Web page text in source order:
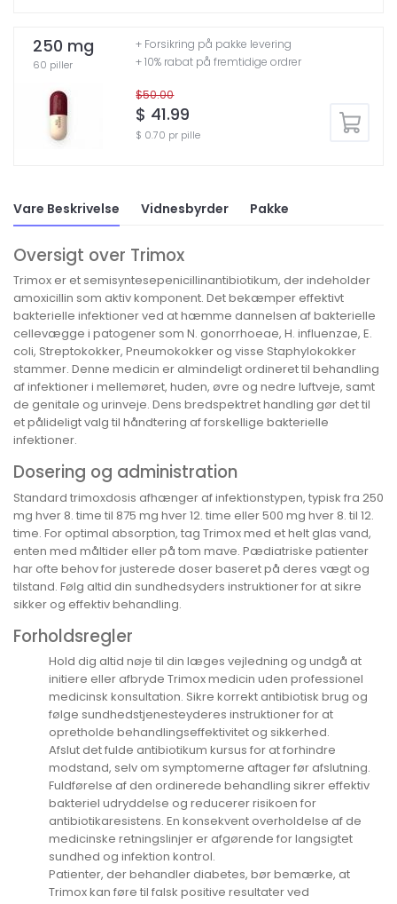
250 mg
60 piller
$50.00
$ 41.99
$ 0.70 pr pille
+ Forsikring på pakke levering
+ 10% rabat på fremtidige ordrer
Vare Beskrivelse Vidnesbyrder Pakke
Oversigt over Trimox
Trimox er et semisyntesepenicillinantibiotikum, der indeholder
amoxicillin som aktiv komponent. Det bekæmper effektivt
bakterielle infektioner ved at hæmme dannelsen af bakterielle
cellevægge i patogener som N. gonorrhoeae, H. influenzae, E.
coli, Streptokokker, Pneumokokker og visse Staphylokokker
stammer. Denne medicin er almindeligt ordineret til behandling
af infektioner i mellemøret, huden, øvre og nedre luftveje, samt
de genitale og urinveje. Dens bredspektret handling gør det til
et pålideligt valg til håndtering af forskellige bakterielle
infektioner.
Dosering og administration
Standard trimoxdosis afhænger af infektionstypen, typisk fra 250
mg hver 8. time til 875 mg hver 12. time eller 500 mg hver 8. til 12.
time. For optimal absorption, tag Trimox med et helt glas vand,
enten med måltider eller på tom mave. Pædiatriske patienter
har ofte behov for justerede doser baseret på deres vægt og
tilstand. Følg altid din sundhedsyders instruktioner for at sikre
sikker og effektiv behandling.
Forholdsregler
Hold dig altid nøje til din læges vejledning og undgå at
initiere eller afbryde Trimox medicin uden professionel
medicinsk konsultation. Sikre korrekt antibiotisk brug og
følge sundhedstjenesteyderes instruktioner for at
opretholde behandlingseffektivitet og sikkerhed.
Afslut det fulde antibiotikum kursus for at forhindre
modstand, selv om symptomerne aftager før afslutning.
Fuldførelse af den ordinerede behandling sikrer effektiv
bakteriel udryddelse og reducerer risikoen for
antibiotikaresistens. En konsekvent overholdelse af de
medicinske retningslinjer er afgørende for langsigtet
sundhed og infektion kontrol.
Patienter, der behandler diabetes, bør bemærke, at
Trimox kan føre til falsk positive resultater ved